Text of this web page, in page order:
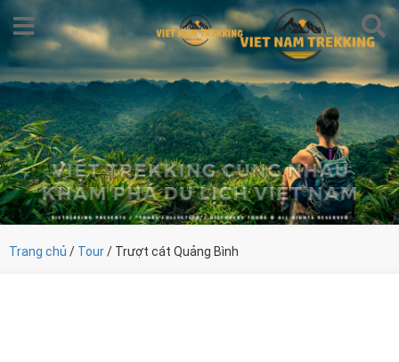
Trang chủ / Tour/ Trượt cát Quảng Bình